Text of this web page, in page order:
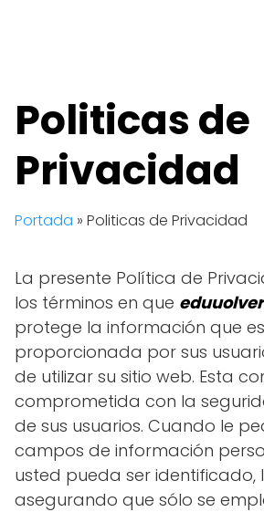
Politicas de
Privacidad
Portada » Politicas de Privacidad
La presente Política de
los términos en que
protege la información que es
proporcionada por sus
de utilizar su sitio web. Esta
comprometida con la
de sus usuarios. Cuando le
campos de información
usted pueda ser identificado,
asegurando que sólo se